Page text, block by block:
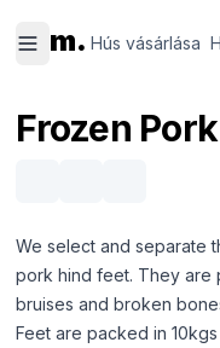
m. Hús vásárlása
vásárlása
Frozen
We select and separate
pork hind feet. They are
bruises and broken
Feet are packed in